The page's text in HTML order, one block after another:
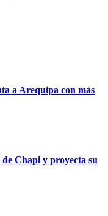
a Arequipa con más
Chapi y proyecta su